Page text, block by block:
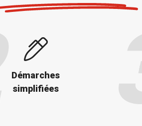
Démarches
simplifiées